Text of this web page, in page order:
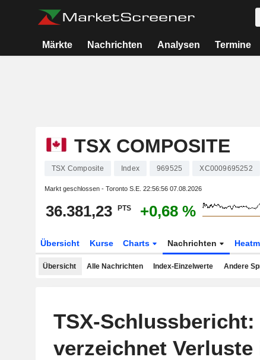
Märkte Nachrichten Analysen Termine
TSX COMPOSITE
TSX Composite Index 969525 XC0009695252
Markt geschlossen - Toronto S.E. 22:56:56 07.08.2026
36.381,23 PTS +0,68 %
Übersicht Kurse Charts Nachrichten
Übersicht Alle Nachrichten Index-Einzelwerte Andere
TSX-Schlussbericht:
verzeichnet Verluste